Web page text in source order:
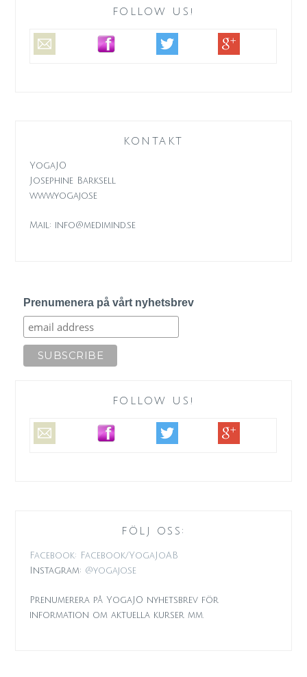
FOLLOW US!
KONTAKT
YogaJO
Josephine Barksell
www.yogajo.se
Mail: info@medimind.se
Prenumenera på vårt nyhetsbrev
FOLLOW US!
FÖLJ OSS:
Facebook: Facebook/YogaJoAB
Instagram: @yogajo.se
Prenumerera på YogaJO nyhetsbrev för
information om aktuella kurser mm.